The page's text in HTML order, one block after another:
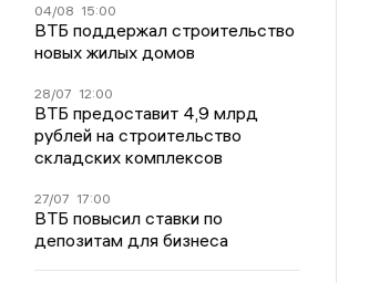
04/08 15:00
ВТБ поддержал строительство
новых жилых домов
28/07 12:00
ВТБ предоставит 4,9 млрд
рублей на строительство
складских комплексов
27/07 17:00
ВТБ повысил ставки по
депозитам для бизнеса